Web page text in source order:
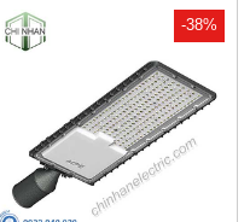
-38%